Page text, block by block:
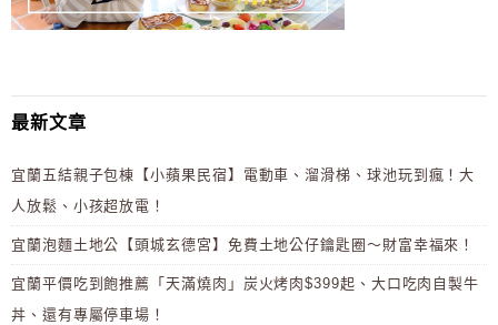
最新文章
宜蘭五結親子包棟【小蘋果民宿】電動車、溜滑梯、球池玩到瘋！大
人放鬆、小孩超放電！
宜蘭泡麵土地公【頭城玄德宮】免費土地公仔鑰匙圈～財富幸福來！
宜蘭平價吃到飽推薦「天滿燒肉」炭火烤肉$399起、大口吃肉自製牛
丼、還有專屬停車場！